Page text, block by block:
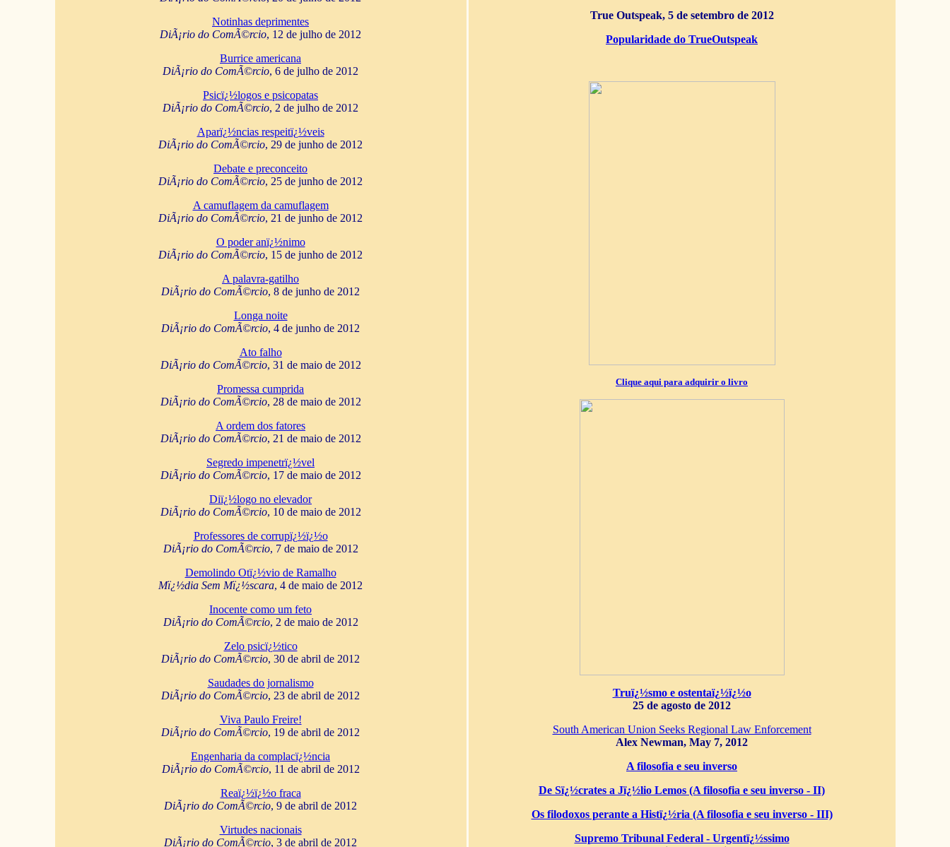
Notinhas deprimentes
DiÃ¡rio do ComÃ©rcio, 12 de julho de 2012
Burrice americana
DiÃ¡rio do ComÃ©rcio, 6 de julho de 2012
Psicï¿½logos e psicopatas
DiÃ¡rio do ComÃ©rcio, 2 de julho de 2012
Aparï¿½ncias respeitï¿½veis
DiÃ¡rio do ComÃ©rcio, 29 de junho de 2012
Debate e preconceito
DiÃ¡rio do ComÃ©rcio, 25 de junho de 2012
A camuflagem da camuflagem
DiÃ¡rio do ComÃ©rcio, 21 de junho de 2012
O poder anï¿½nimo
DiÃ¡rio do ComÃ©rcio, 15 de junho de 2012
A palavra-gatilho
DiÃ¡rio do ComÃ©rcio, 8 de junho de 2012
Longa noite
DiÃ¡rio do ComÃ©rcio, 4 de junho de 2012
Ato falho
DiÃ¡rio do ComÃ©rcio, 31 de maio de 2012
Promessa cumprida
DiÃ¡rio do ComÃ©rcio, 28 de maio de 2012
A ordem dos fatores
DiÃ¡rio do ComÃ©rcio, 21 de maio de 2012
Segredo impenetrï¿½vel
DiÃ¡rio do ComÃ©rcio, 17 de maio de 2012
Diï¿½logo no elevador
DiÃ¡rio do ComÃ©rcio, 10 de maio de 2012
Professores de corrupï¿½ï¿½o
DiÃ¡rio do ComÃ©rcio, 7 de maio de 2012
Demolindo Otï¿½vio de Ramalho
Mï¿½dia Sem Mï¿½scara, 4 de maio de 2012
Inocente como um feto
DiÃ¡rio do ComÃ©rcio, 2 de maio de 2012
Zelo psicï¿½tico
DiÃ¡rio do ComÃ©rcio, 30 de abril de 2012
Saudades do jornalismo
DiÃ¡rio do ComÃ©rcio, 23 de abril de 2012
Viva Paulo Freire!
DiÃ¡rio do ComÃ©rcio, 19 de abril de 2012
Engenharia da complacï¿½ncia
DiÃ¡rio do ComÃ©rcio, 11 de abril de 2012
Reaï¿½ï¿½o fraca
DiÃ¡rio do ComÃ©rcio, 9 de abril de 2012
Virtudes nacionais
DiÃ¡rio do ComÃ©rcio, 3 de abril de 2012
True Outspeak, 5 de setembro de 2012
Popularidade do TrueOutspeak
Clique aqui para adquirir o livro
Truï¿½smo e ostentaï¿½ï¿½o
25 de agosto de 2012
South American Union Seeks Regional Law Enforcement
Alex Newman, May 7, 2012
A filosofia e seu inverso
De Sï¿½crates a Jï¿½lio Lemos (A filosofia e seu inverso - II)
Os filodoxos perante a Histï¿½ria (A filosofia e seu inverso - III)
Supremo Tribunal Federal - Urgentï¿½ssimo